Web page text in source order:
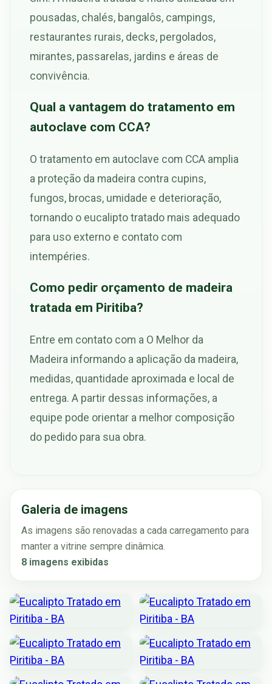
pousadas, chalés, bangalôs, campings,
restaurantes rurais, decks, pergolados,
mirantes, passarelas, jardins e áreas de
convivência.
Qual a vantagem do tratamento em
autoclave com CCA?
O tratamento em autoclave com CCA amplia
a proteção da madeira contra cupins,
fungos, brocas, umidade e deterioração,
tornando o eucalipto tratado mais adequado
para uso externo e contato com
intempéries.
Como pedir orçamento de madeira
tratada em Piritiba?
Entre em contato com a O Melhor da
Madeira informando a aplicação da madeira,
medidas, quantidade aproximada e local de
entrega. A partir dessas informações, a
equipe pode orientar a melhor composição
do pedido para sua obra.
Galeria de imagens
As imagens são renovadas a cada carregamento para
manter a vitrine sempre dinâmica.
8 imagens exibidas